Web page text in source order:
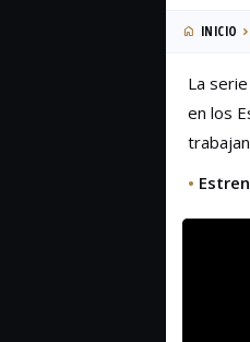
INICIO
La
en los
•